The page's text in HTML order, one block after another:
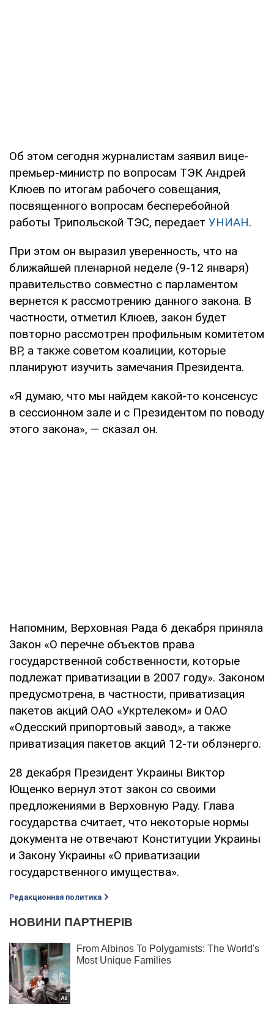
Об этом сегодня журналистам заявил вице-
премьер-министр по вопросам ТЭК Андрей
Клюев по итогам рабочего совещания,
посвященного вопросам бесперебойной
работы Трипольской ТЭС, передает УНИАН.
При этом он выразил уверенность, что на
ближайшей пленарной неделе (9-12 января)
правительство совместно с парламентом
вернется к рассмотрению данного закона. В
частности, отметил Клюев, закон будет
повторно рассмотрен профильным комитетом
ВР, а также советом коалиции, которые
планируют изучить замечания Президента.
«Я думаю, что мы найдем какой-то консенсус
в сессионном зале и с Президентом по поводу
этого закона», — сказал он.
Напомним, Верховная Рада 6 декабря приняла
Закон «О перечне объектов права
государственной собственности, которые
подлежат приватизации в 2007 году». Законом
предусмотрена, в частности, приватизация
пакетов акций ОАО «Укртелеком» и ОАО
«Одесский припортовый завод», а также
приватизация пакетов акций 12-ти облэнерго.
28 декабря Президент Украины Виктор
Ющенко вернул этот закон со своими
предложениями в Верховную Раду. Глава
государства считает, что некоторые нормы
документа не отвечают Конституции Украины
и Закону Украины «О приватизации
государственного имущества».
Редакционная политика